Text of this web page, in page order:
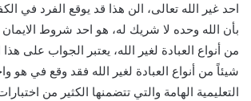
احد غير الله تعالى، الن هذا قد يوقع الفرد في
بأن الله وحده لا شريك له، هو احد شروط
من أنواع العبادة لغير الله، يعتبر الجواب على
شيئاً من أنواع العبادة لغير الله فقد وقع في هو
التعليمية الهامة والتي تتضمنها الكثير من